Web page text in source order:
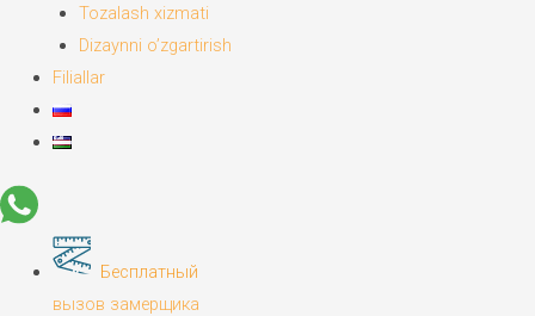
Tozalash xizmati
Dizaynni o’zgartirish
Filiallar
Бесплатный
вызов замерщика